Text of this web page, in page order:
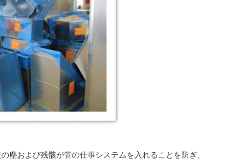
塵および残骸が管の仕事システムを入れることを防ぎ、